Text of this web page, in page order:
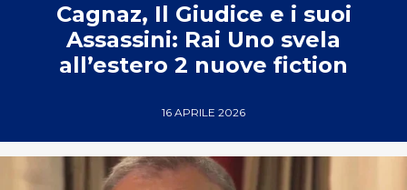
Cagnaz, Il Giudice e i suoi
Assassini: Rai Uno svela
all’estero 2 nuove fiction
16 APRILE 2026